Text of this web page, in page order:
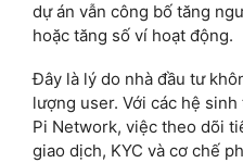
dự án vẫn công bố tăng
hoặc tăng số ví hoạt động.
Đây là lý do nhà đầu tư
lượng user. Với các hệ
Pi Network, việc theo dõi
giao dịch, KYC và cơ chế